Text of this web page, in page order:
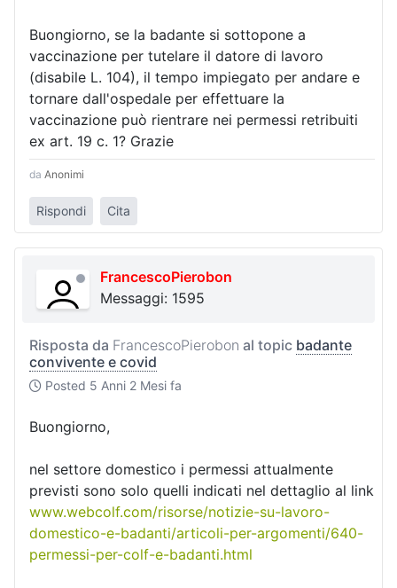
Buongiorno, se la badante si sottopone a
vaccinazione per tutelare il datore di lavoro
(disabile L. 104), il tempo impiegato per andare e
tornare dall'ospedale per effettuare la
vaccinazione può rientrare nei permessi retribuiti
ex art. 19 c. 1? Grazie
da Anonimi
Rispondi Cita
FrancescoPierobon
Messaggi: 1595
Risposta da FrancescoPierobon al topic badante
convivente e covid
Posted 5 Anni 2 Mesi fa
Buongiorno,
nel settore domestico i permessi attualmente
previsti sono solo quelli indicati nel dettaglio al link
www.webcolf.com/risorse/notizie-su-lavoro-
domestico-e-badanti/articoli-per-argomenti/640-
permessi-per-colf-e-badanti.html